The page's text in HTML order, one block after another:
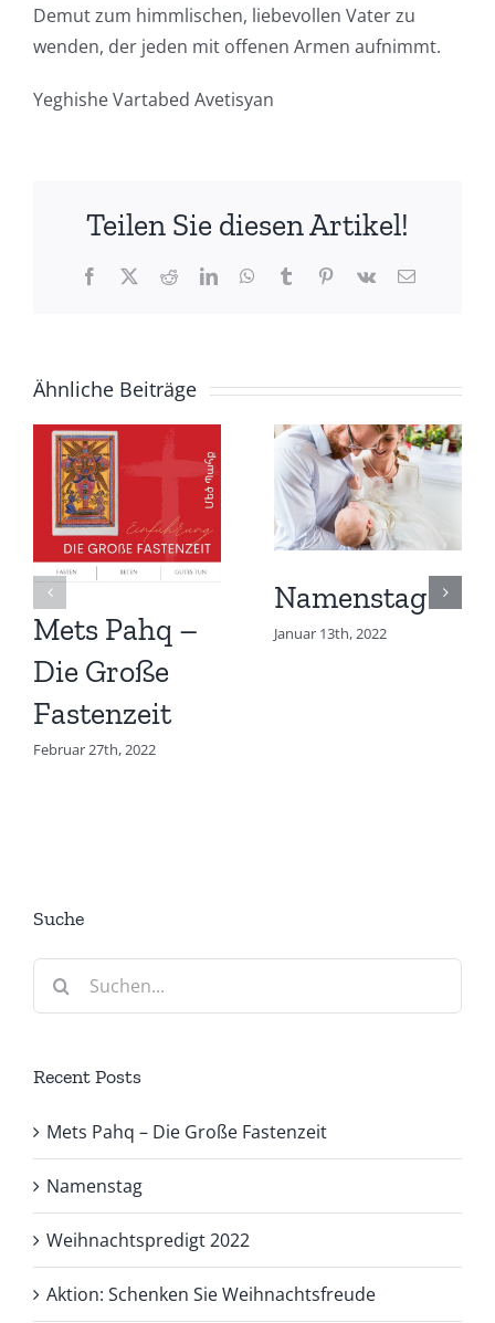
Demut zum himmlischen, liebevollen Vater zu
wenden, der jeden mit offenen Armen aufnimmt.
Yeghishe Vartabed Avetisyan
Teilen Sie diesen Artikel!
Facebook
X RedditLinkedInWhatsApp
TumblrPinterest
Vk
E-
Ähnliche Beiträge
Mets Pahq –
Die Große
Fastenzeit
Februar 27th, 2022
Namenstag
Januar 13th, 2022
Suche
Suche
Recent Posts
Mets Pahq – Die Große Fastenzeit
Namenstag
Weihnachtspredigt 2022
Aktion: Schenken Sie Weihnachtsfreude